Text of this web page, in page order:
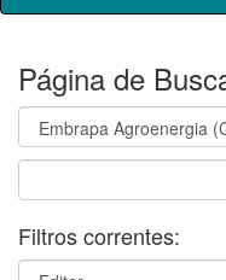
Página de
Filtros correntes: